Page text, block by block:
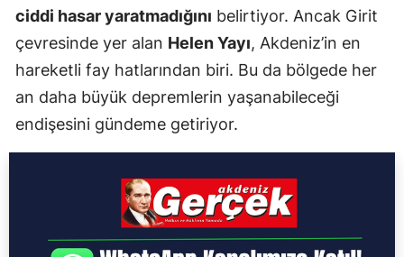
ciddi hasar yaratmadığını belirtiyor. Ancak Girit
çevresinde yer alan Helen Yayı, Akdeniz’in en
hareketli fay hatlarından biri. Bu da bölgede her
an daha büyük depremlerin yaşanabileceği
endişesini gündeme getiriyor.